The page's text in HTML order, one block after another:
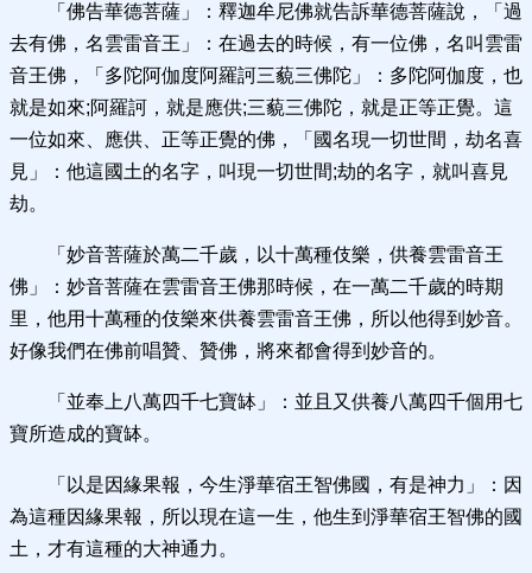
「佛告華德菩薩」：釋迦牟尼佛就告訴華德菩薩說，「過
去有佛，名雲雷音王」：在過去的時候，有一位佛，名叫雲雷
音王佛，「多陀阿伽度阿羅訶三藐三佛陀」：多陀阿伽度，也
就是如來;阿羅訶，就是應供;三藐三佛陀，就是正等正覺。這
一位如來、應供、正等正覺的佛，「國名現一切世間，劫名喜
見」：他這國土的名字，叫現一切世間;劫的名字，就叫喜見
劫。
「妙音菩薩於萬二千歲，以十萬種伎樂，供養雲雷音王
佛」：妙音菩薩在雲雷音王佛那時候，在一萬二千歲的時期
里，他用十萬種的伎樂來供養雲雷音王佛，所以他得到妙音。
好像我們在佛前唱贊、贊佛，將來都會得到妙音的。
「並奉上八萬四千七寶缽」：並且又供養八萬四千個用七
寶所造成的寶缽。
「以是因緣果報，今生淨華宿王智佛國，有是神力」：因
為這種因緣果報，所以現在這一生，他生到淨華宿王智佛的國
土，才有這種的大神通力。